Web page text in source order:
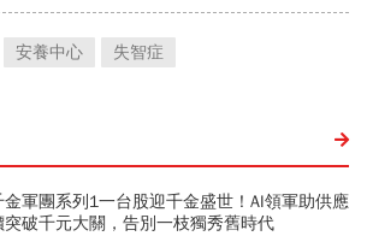
安養中心 失智症
金軍團系列1一台股迎千金盛世！AI領軍助供應
突破千元大關，告別一枝獨秀舊時代